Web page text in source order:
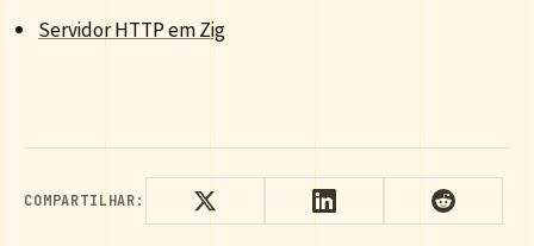
Servidor HTTP em Zig
COMPARTILHAR: